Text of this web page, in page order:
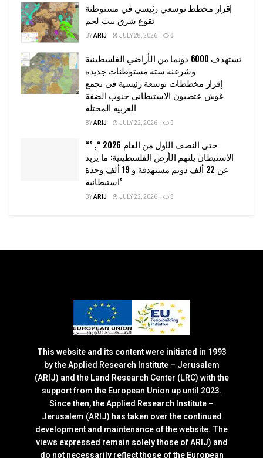
إقرار مخطط توسعي رئيسي في مستوطنة
تقوع شرق بيت لحم
BYARIJ JULY 28, 2026 0
تستهدف 6000 دونما من الأراضي الفلسطينية
وشرعنة ستة مستوطنات جديدة
إقرار مخططات توسعة رئيسية في تجمع
غوش عتصيون الاستيطاني جنوب الضفة
الغربية المحتلة
BYARIJ JULY 22, 2026 0
“حتى النصف الأول من العام 2026 “, ”
الاستيطان يلتهم الأرض الفلسطينية: ما يزيد
عن 22 ألف دونم مستهدفة و 19 ألف وحدة
استيطانية”
BYARIJ JULY 22, 2026 0
This website and its content were initiated in 1993
by the Applied Research Institute – Jerusalem
(ARIJ) and the Land Research Center (LRC) with the
support from the European Union up until 2023.
Since then, the Applied Research Institute –
Jerusalem (ARIJ) has taken over the continued
development and maintenance of the website. The
views expressed remain solely those of ARIJ) and
do not necessarily reflect those of the European